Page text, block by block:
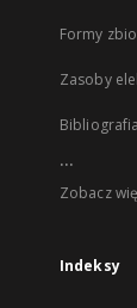
Formy
Zasoby
...
Zobacz
Indeksy